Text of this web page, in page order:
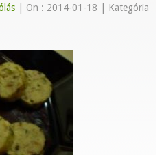
On : 2014-01-18
Kategória